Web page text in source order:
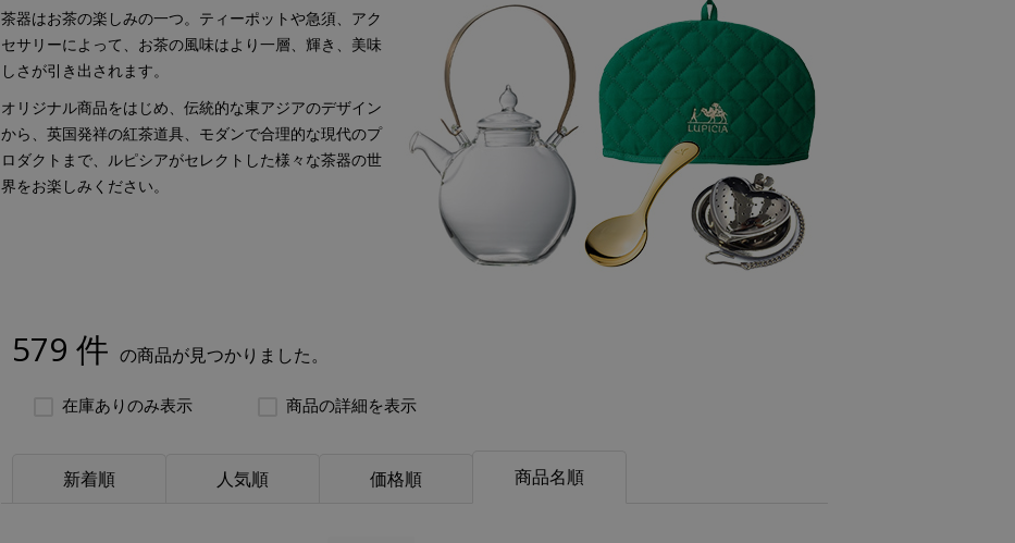
茶器はお茶の楽しみの一つ。ティーポットや急須、アク
セサリーによって、お茶の風味はより一層、輝き、美味
しさが引き出されます。
オリジナル商品をはじめ、伝統的な東アジアのデザイン
から、英国発祥の紅茶道具、モダンで合理的な現代のプ
ロダクトまで、ルピシアがセレクトした様々な茶器の世
界をお楽しみください。
579 件 の商品が見つかりました。
在庫ありのみ表示 商品の詳細を表示
新着順 人気順 価格順 商品名順